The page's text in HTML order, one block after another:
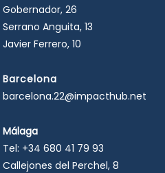
Gobernador, 26
Serrano Anguita, 13
Javier Ferrero, 10
Barcelona
barcelona.22@impacthub.net
Málaga
Tel: +34 680 41 79 93
Callejones del Perchel, 8